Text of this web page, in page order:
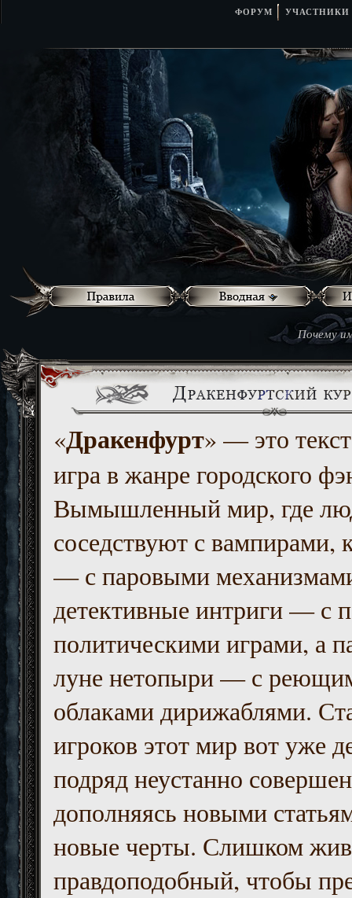
ФОРУМ УЧАСТНИКИ
Почему
«Дракенфурт» — это
игра в жанре городского
Вымышленный мир, где
соседствуют с вампирами,
— с паровыми
детективные интриги — с
политическими играми, а
луне нетопыри — с
облаками дирижаблями.
игроков этот мир вот уже
подряд неустанно
дополняясь новыми
новые черты. Слишком
правдоподобный, чтобы